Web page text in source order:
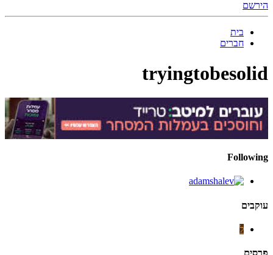
הירשם
בית
חברים
tryingtobesolid
Following
עוקבים
ל